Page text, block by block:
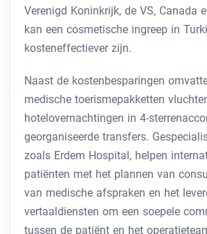
Verenigd Koninkrijk, de VS, Canada
kan een cosmetische ingreep in
kosteneffectiever zijn.
Naast de kostenbesparingen
medische toerismepakketten
hotelovernachtingen in 4-
georganiseerde transfers.
zoals Erdem Hospital, helpen
patiënten met het plannen van
van medische afspraken en het
vertaaldiensten om een ​​soepele
tussen de patiënt en het